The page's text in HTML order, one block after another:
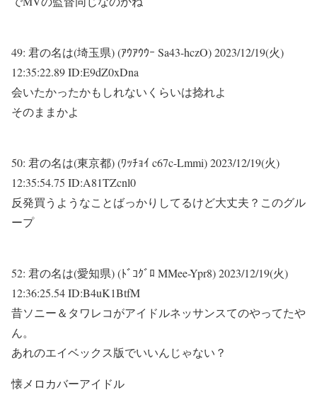
49: 君の名は(埼玉県) (ｱｳｱｳｳｰ Sa43-hczO)2023/12/19(火)
12:35:22.89 ID:E9dZ0xDna
会いたかったかもしれないくらいは捻れよ
そのままかよ
50: 君の名は(東京都) (ﾜｯﾁｮｲ c67c-Lmmi)2023/12/19(火)
12:35:54.75 ID:A81TZcnl0
反発買うようなことばっかりしてるけど大丈夫？このグル
ープ
52: 君の名は(愛知県) (ﾄﾞｺｸﾞﾛ MMee-Ypr8)2023/12/19(火)
12:36:25.54 ID:B4uK1BtfM
昔ソニー＆タワレコがアイドルネッサンスてのやってたや
ん。
あれのエイベックス版でいいんじゃない？
懐メロカバーアイドル